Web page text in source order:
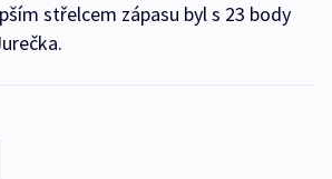
střelcem zápasu byl s 23 body